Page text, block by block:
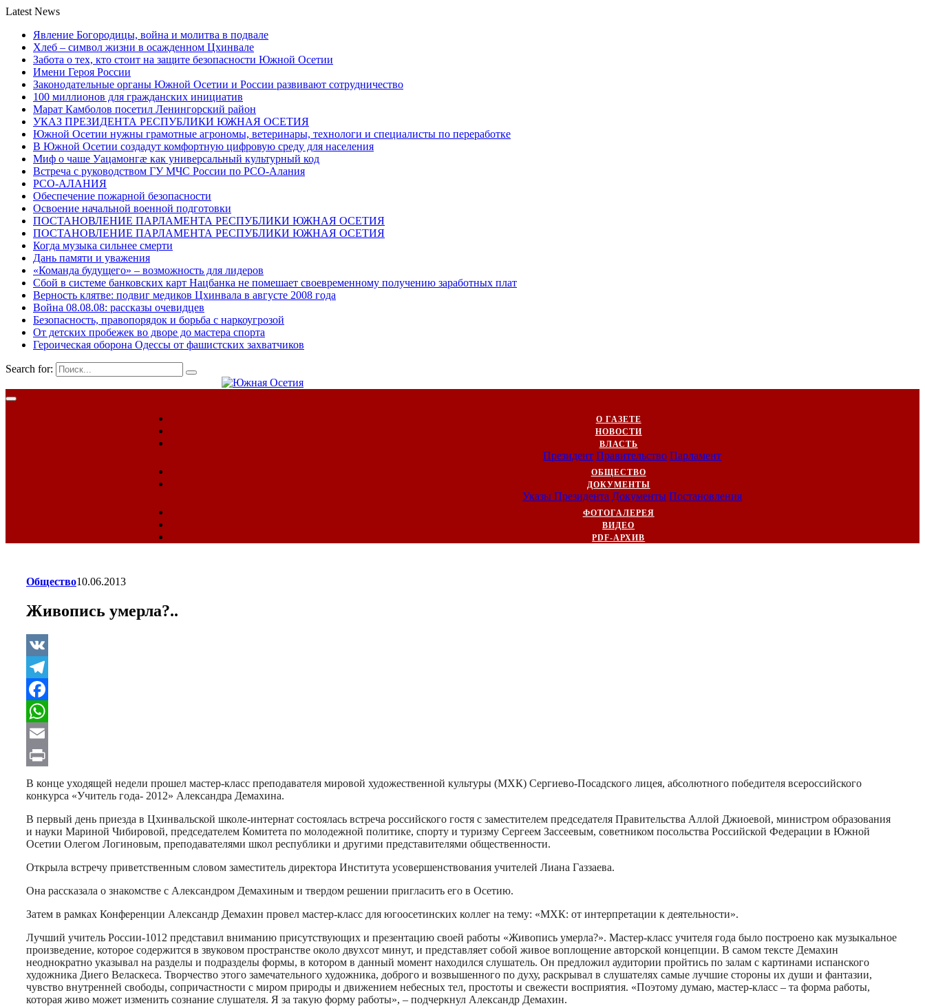
Latest News
Явление Богородицы, война и молитва в подвале
Хлеб – символ жизни в осажденном Цхинвале
Забота о тех, кто стоит на защите безопасности Южной Осетии
Имени Героя России
Законодательные органы Южной Осетии и России развивают сотрудничество
100 миллионов для гражданских инициатив
Марат Камболов посетил Ленингорский район
УКАЗ ПРЕЗИДЕНТА РЕСПУБЛИКИ ЮЖНАЯ ОСЕТИЯ
Южной Осетии нужны грамотные агрономы, ветеринары, технологи и специалисты по переработке
В Южной Осетии создадут комфортную цифровую среду для населения
Миф о чаше Уацамонгæ как универсальный культурный код
Встреча с руководством ГУ МЧС России по РСО-Алания
РСО-АЛАНИЯ
Обеспечение пожарной безопасности
Освоение начальной военной подготовки
ПОСТАНОВЛЕНИЕ ПАРЛАМЕНТА РЕСПУБЛИКИ ЮЖНАЯ ОСЕТИЯ
ПОСТАНОВЛЕНИЕ ПАРЛАМЕНТА РЕСПУБЛИКИ ЮЖНАЯ ОСЕТИЯ
Когда музыка сильнее смерти
Дань памяти и уважения
«Команда будущего» – возможность для лидеров
Сбой в системе банковских карт Нацбанка не помешает своевременному получению заработных плат
Верность клятве: подвиг медиков Цхинвала в августе 2008 года
Война 08.08.08: рассказы очевидцев
Безопасность, правопорядок и борьба с наркоугрозой
От детских пробежек во дворе до мастера спорта
Героическая оборона Одессы от фашистских захватчиков
Search for:
О ГАЗЕТЕ
НОВОСТИ
ВЛАСТЬ
Президент Правительство Парламент
ОБЩЕСТВО
ДОКУМЕНТЫ
Указы Президента Документы Постановления
ФОТОГАЛЕРЕЯ
ВИДЕО
PDF-АРХИВ
Общество10.06.2013
Живопись умерла?..
VK
Telegram
Facebook
WhatsApp
Email
Print
В конце уходящей недели прошел мастер-класс преподавателя мировой художественной культуры (МХК) Сергиево-Посадского лицея, абсолютного победителя всероссийского
конкурса «Учитель года- 2012» Александра Демахина.
В первый день приезда в Цхинвальской школе-интернат состоялась встреча российского гостя с заместителем председателя Правительства Аллой Джиоевой, министром образования
и науки Мариной Чибировой, председателем Комитета по молодежной политике, спорту и туризму Сергеем Зассеевым, советником посольства Российской Федерации в Южной
Осетии Олегом Логиновым, преподавателями школ республики и другими представителями общественности.
Открыла встречу приветственным словом заместитель директора Института усовершенствования учителей Лиана Газзаева.
Она рассказала о знакомстве с Александром Демахиным и твердом решении пригласить его в Осетию.
Затем в рамках Конференции Александр Демахин провел мастер-класс для югоосетинских коллег на тему: «МХК: от интерпретации к деятельности».
Лучший учитель России-1012 представил вниманию присутствующих и презентацию своей работы «Живопись умерла?». Мастер-класс учителя года было построено как музыкальное
произведение, которое содержится в звуковом пространстве около двухсот минут, и представляет собой живое воплощение авторской концепции. В самом тексте Демахин
неоднократно указывал на разделы и подразделы формы, в котором в данный момент находился слушатель. Он предложил аудитории пройтись по залам с картинами испанского
художника Диего Веласкеса. Творчество этого замечательного художника, доброго и возвышенного по духу, раскрывал в слушателях самые лучшие стороны их души и фантазии,
чувство внутренней свободы, сопричастности с миром природы и движением небесных тел, простоты и свежести восприятия. «Поэтому думаю, мастер-класс – та форма работы,
которая живо может изменить сознание слушателя. Я за такую форму работы», – подчеркнул Александр Демахин.